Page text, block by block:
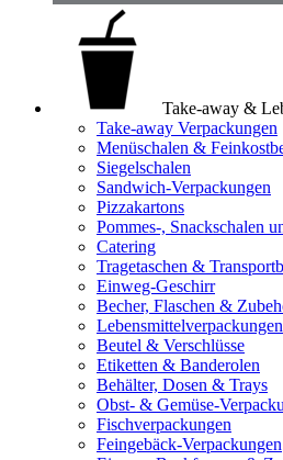
Take-away &
Take-away Verpackungen
Menüschalen &
Siegelschalen
Sandwich-Verpackungen
Pizzakartons
Pommes-, Snackschalen
Catering
Tragetaschen &
Einweg-Geschirr
Becher, Flaschen &
Lebensmittelverpackungen
Beutel & Verschlüsse
Etiketten & Banderolen
Behälter, Dosen & Trays
Obst- & Gemüse-
Fischverpackungen
Feingebäck-Verpackungen